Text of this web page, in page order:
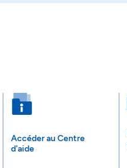
Accéder au Centre
d'aide